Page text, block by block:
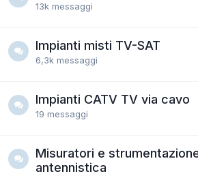
13k messaggi
Impianti misti TV-SAT
6,3k messaggi
Impianti CATV TV via cavo
19 messaggi
Misuratori e
antennistica